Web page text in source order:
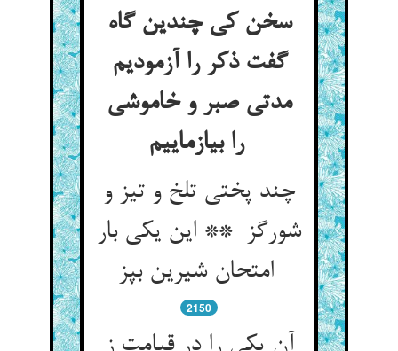
سخن کی چندین گاه
گفت ذکر را آزمودیم
مدتی صبر و خاموشی
را بیازماییم
چند پختی تلخ و تیز و
شورگز ** این یکی بار
امتحان شیرین بپز
2150